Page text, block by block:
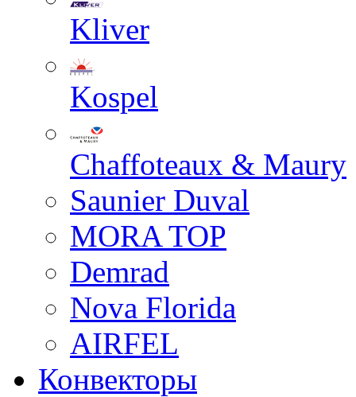
Kliver
Kospel
Chaffoteaux & Maury
Saunier Duval
MORA TOP
Demrad
Nova Florida
AIRFEL
Конвекторы